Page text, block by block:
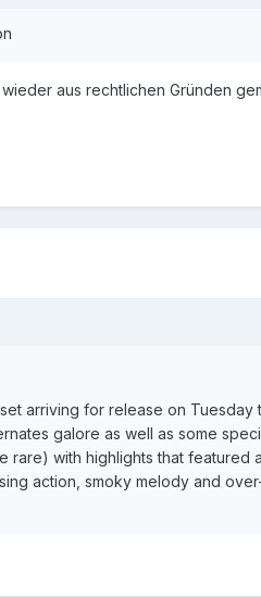
aus rechtlichen Gründen
arriving for release on Tuesday
galore as well as some
with highlights that featured
action, smoky melody and